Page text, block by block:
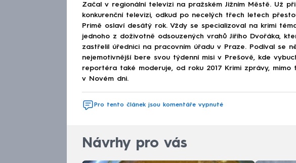
Začal v regionální televizi na pražském Jižním Městě. Už
konkurenční televizi, odkud po necelých třech letech
Primě oslaví desátý rok. Vždy se specializoval na krimi
jednoho z doživotně odsouzených vrahů Jiřího Dvořáka,
zastřelil úřednici na pracovním úřadu v Praze. Podíval se
nejemotivnější bere svou týdenní misi v Prešově, kde
reportéra také moderuje, od roku 2017 Krimi zprávy,
v Novém dni.
Pro tento článek jsou komentáře vypnuté
Návrhy pro vás